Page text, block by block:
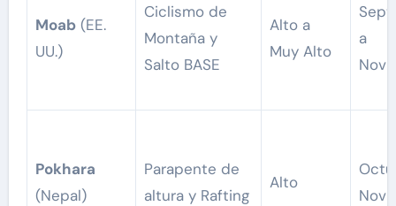
Moab(EE.
UU.)
Ciclismo de
Montaña y
Salto BASE
Alto a
Muy Alto
a
Pokhara
(Nepal)
Parapente de
altura y Rafting
Alto